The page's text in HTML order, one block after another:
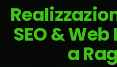
SEO &
a